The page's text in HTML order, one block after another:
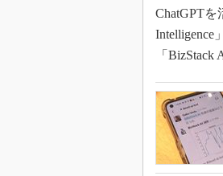
ChatGPT
Intelligence
「BizStack